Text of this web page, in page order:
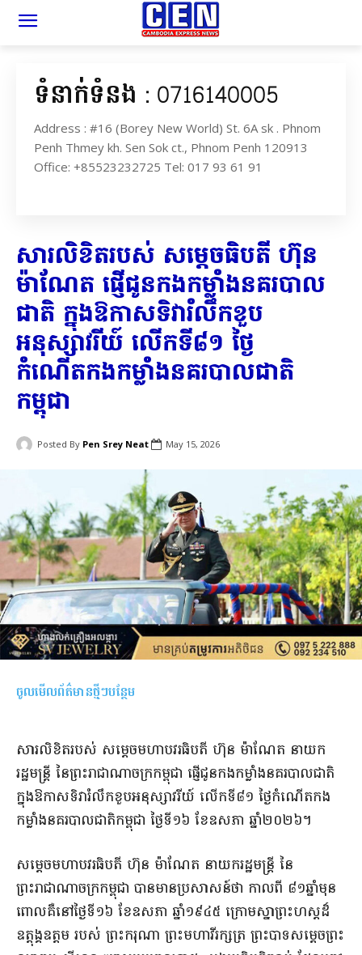
ទំនាក់ទំនង : 0716140005
Address : #16 (Borey New World) St. 6A sk . Phnom
Penh Thmey kh. Sen Sok ct., Phnom Penh 120913
Office: +85523232725 Tel: 017 93 61 91
សារលិខិតរបស់ សម្តេចធិបតី ហ៊ុន
ម៉ាណែត ផ្ញើជូនកងកម្លាំងនគរបាល
ជាតិ ក្នុងឱកាសទិវារំលឹកខួប
អនុស្សាវរីយ៍ លើកទី៨១ ថ្ងៃ
កំណើតកងកម្លាំងនគរបាលជាតិ
កម្ពុជា
Posted By Pen Srey Neat May 15, 2026
ចូលមើលព័ត៌មានថ្មីៗបន្ថែម
សារលិខិតរបស់ សម្តេចមហាបវរធិបតី ហ៊ុន ម៉ាណែត នាយក
រដ្ឋមន្រ្តី នៃព្រះរាជាណាចក្រកម្ពុជា ផ្ញើជូនកងកម្លាំងនគរបាលជាតិ
ក្នុងឱកាសទិវារំលឹកខួបអនុស្សាវរីយ៍ លើកទី៨១ ថ្ងៃកំណើតកង
កម្លាំងនគរបាលជាតិកម្ពុជា ថ្ងៃទី១៦ ខែឧសភា ឆ្នាំ២០២៦។
សម្តេចមហាបវរធិបតី ហ៊ុន ម៉ាណែត នាយករដ្ឋមន្ត្រី នៃ
ព្រះរាជាណាចក្រកម្ពុជា បានមានប្រសាសន៍ថា កាលពី ៨១ឆ្នាំមុន
ពោលគឺនៅថ្ងៃទី១៦ ខែឧសភា ឆ្នាំ១៩៤៥ ក្រោមស្នាព្រះហស្តដ៏
ឧត្តុង្គឧត្តម របស់ ព្រះករុណា ព្រះមហាវីរក្សត្រ ព្រះបាទសម្តេចព្រះ